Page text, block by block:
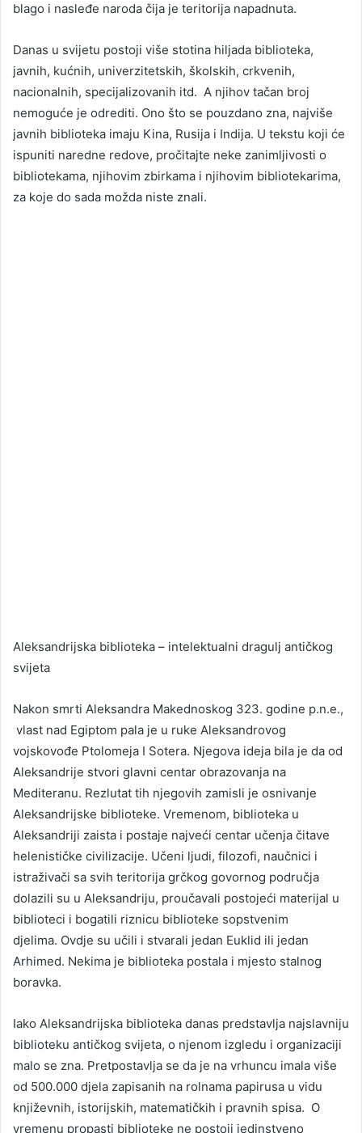
blago i nasleđe naroda čija je teritorija napadnuta.
Danas u svijetu postoji više stotina hiljada biblioteka,
javnih, kućnih, univerzitetskih, školskih, crkvenih,
nacionalnih, specijalizovanih itd. A njihov tačan broj
nemoguće je odrediti. Ono što se pouzdano zna, najviše
javnih biblioteka imaju Kina, Rusija i Indija. U tekstu koji će
ispuniti naredne redove, pročitajte neke zanimljivosti o
bibliotekama, njihovim zbirkama i njihovim bibliotekarima,
za koje do sada možda niste znali.
Aleksandrijska biblioteka – intelektualni dragulj antičkog
svijeta
Nakon smrti Aleksandra Makednoskog 323. godine p.n.e.,
vlast nad Egiptom pala je u ruke Aleksandrovog
vojskovođe Ptolomeja I Sotera. Njegova ideja bila je da od
Aleksandrije stvori glavni centar obrazovanja na
Mediteranu. Rezlutat tih njegovih zamisli je osnivanje
Aleksandrijske biblioteke. Vremenom, biblioteka u
Aleksandriji zaista i postaje najveći centar učenja čitave
helenističke civilizacije. Učeni ljudi, filozofi, naučnici i
istraživači sa svih teritorija grčkog govornog područja
dolazili su u Aleksandriju, proučavali postojeći materijal u
biblioteci i bogatili riznicu biblioteke sopstvenim
djelima. Ovdje su učili i stvarali jedan Euklid ili jedan
Arhimed. Nekima je biblioteka postala i mjesto stalnog
boravka.
Iako Aleksandrijska biblioteka danas predstavlja najslavniju
biblioteku antičkog svijeta, o njenom izgledu i organizaciji
malo se zna. Pretpostavlja se da je na vrhuncu imala više
od 500.000 djela zapisanih na rolnama papirusa u vidu
književnih, istorijskih, matematičkih i pravnih spisa. O
vremenu propasti biblioteke ne postoji jedinstveno